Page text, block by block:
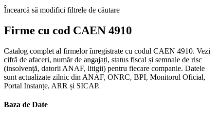
Încearcă să modifici filtrele de căutare
Firme cu cod CAEN 4910
Catalog complet al firmelor înregistrate cu codul CAEN 4910. Vezi
cifră de afaceri, număr de angajați, status fiscal și semnale de risc
(insolvență, datorii ANAF, litigii) pentru fiecare companie. Datele
sunt actualizate zilnic din ANAF, ONRC, BPI, Monitorul Oficial,
Portal Instanțe, ARR și SICAP.
Baza de Date